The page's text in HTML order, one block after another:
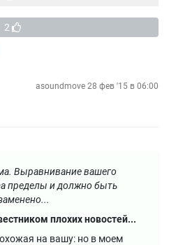
2
asoundmove 28 фев '15 в 06:00
Выравнивание вашего
пределы и должно быть
плохих новостей...
на вашу: но в моем